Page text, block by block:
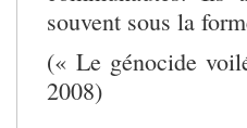
souvent sous la
(« Le génocide
2008)